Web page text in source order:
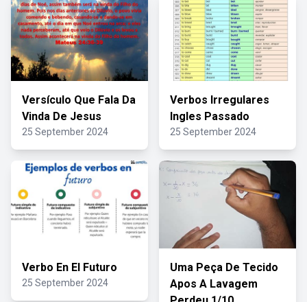
Versículo Que Fala Da
Vinda De Jesus
25 September 2024
Verbos Irregulares
Ingles Passado
25 September 2024
Verbo En El Futuro
25 September 2024
Uma Peça De Tecido
Apos A Lavagem